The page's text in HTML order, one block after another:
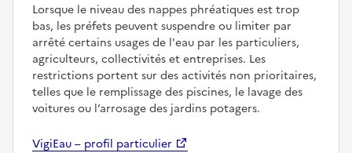
Lorsque le niveau des nappes phréatiques est trop
bas, les préfets peuvent suspendre ou limiter par
arrêté certains usages de l'eau par les particuliers,
agriculteurs, collectivités et entreprises. Les
restrictions portent sur des activités non prioritaires,
telles que le remplissage des piscines, le lavage des
voitures ou l’arrosage des jardins potagers.
VigiEau – profil particulier